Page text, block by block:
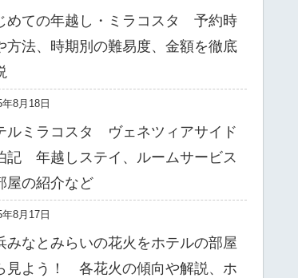
めての年越し・ミラコスタ 予約時
方法、時期別の難易度、金額を徹底
8月18日
ルミラコスタ ヴェネツィアサイド
記 年越しステイ、ルームサービス
屋の紹介など
8月17日
みなとみらいの花火をホテルの部屋
見よう！ 各花火の傾向や解説、ホ